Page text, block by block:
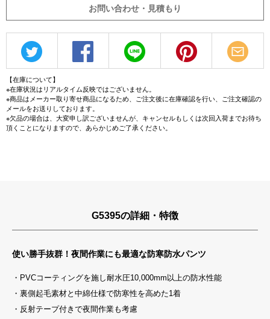
お問い合わせ・見積もり
【在庫について】
※在庫状況はリアルタイム反映ではございません。
※商品はメーカー取り寄せ商品になるため、ご注文後に在庫確認を行い、ご注文確認の
メールをお送りしております。
※欠品の場合は、大変申し訳ございませんが、キャンセルもしくは次回入荷までお待ち
頂くことになりますので、あらかじめご了承ください。
G5395の詳細・特徴
使い勝手抜群！夜間作業にも最適な防寒防水パンツ
・PVCコーティングを施し耐水圧10,000mm以上の防水性能
・裏側起毛素材と中綿仕様で防寒性を高めた1着
・反射テープ付きで夜間作業も考慮